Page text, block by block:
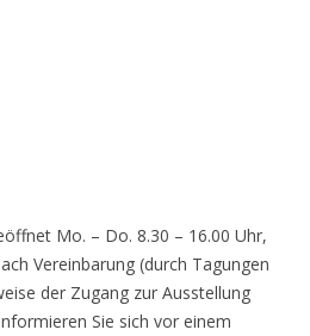
Mo. – Do. 8.30 – 16.00 Uhr,
Vereinbarung (durch Tagungen
der Zugang zur Ausstellung
Sie sich vor einem